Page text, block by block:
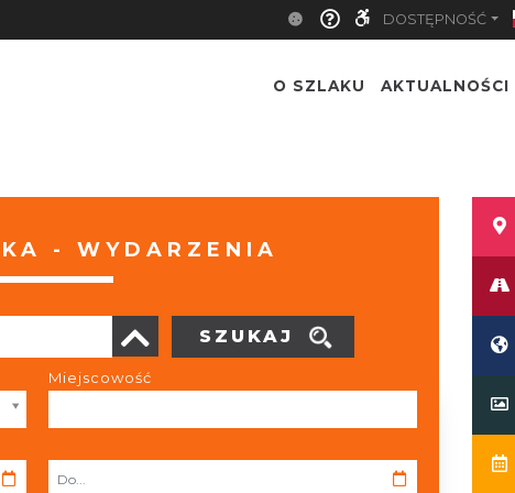
DOSTĘPNOŚĆ
O SZLAKU AKTUALNOŚCI
- WYDARZENIA
Miejscowość
SZUKAJ